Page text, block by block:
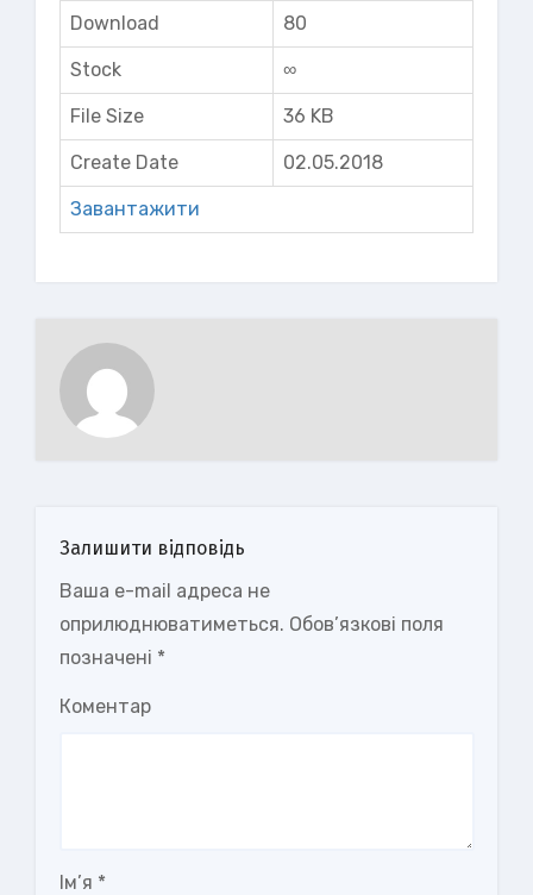
Download 80
Stock ∞
File Size 36 KB
Create Date 02.05.2018
Завантажити
Залишити відповідь
Ваша e-mail адреса не
оприлюднюватиметься. Обов’язкові поля
позначені *
Коментар
Ім’я *